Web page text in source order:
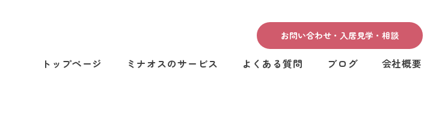
お問い合わせ・入居見学・相談
トップページ ミナオスのサービス よくある質問 ブログ 会社概要